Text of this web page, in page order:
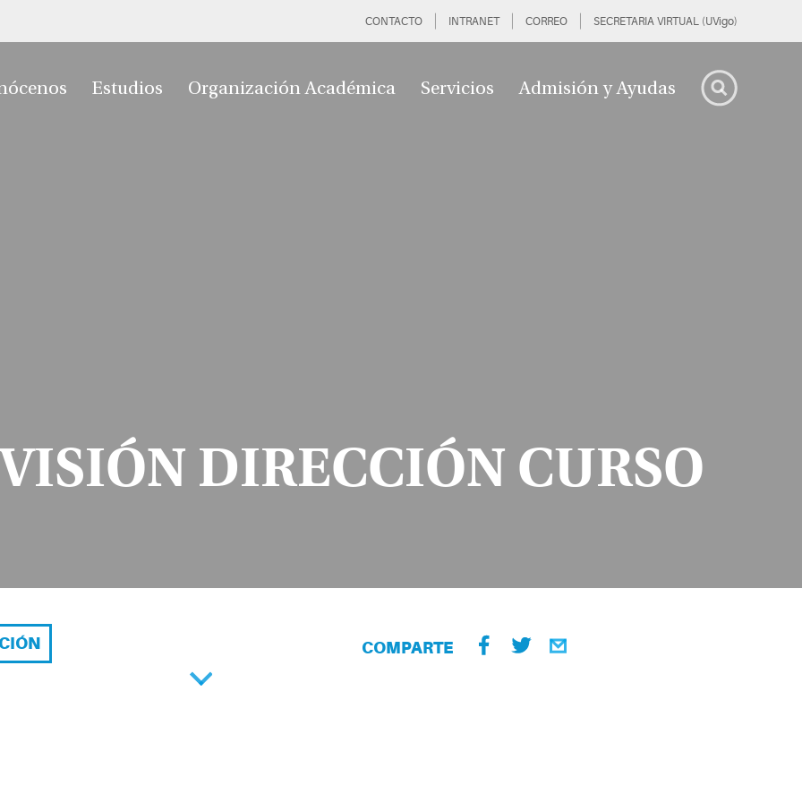
CONTACTO INTRANET CORREO SECRETARIA VIRTUAL (UVigo)
Estudios Organización Académica Servicios Admisión y Ayudas
DIRECCIÓN CURSO
COMPARTE